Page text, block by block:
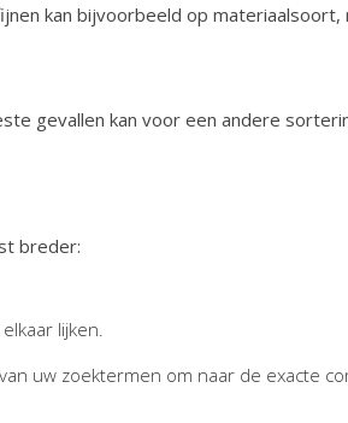
kan bijvoorbeeld op materiaalsoort,
gevallen kan voor een andere
breder:
lijken.
uw zoektermen om naar de exacte